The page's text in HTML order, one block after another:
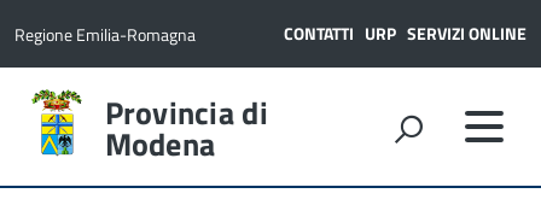
Regione Emilia-Romagna CONTATTI URP SERVIZI ONLINE
Provincia di
Modena